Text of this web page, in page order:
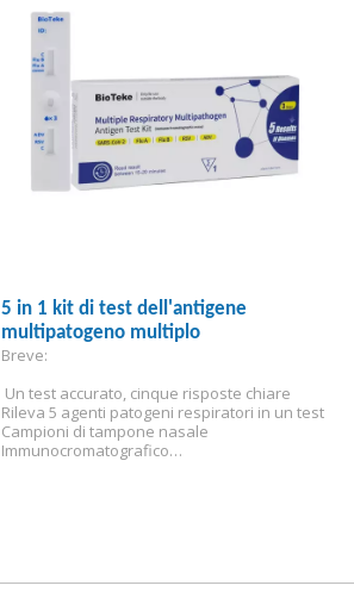
5 in 1 kit di test dell'antigene
multipatogeno multiplo
Breve:
Un test accurato, cinque risposte chiare
Rileva 5 agenti patogeni respiratori in un test
Campioni di tampone nasale
Immunocromatografico